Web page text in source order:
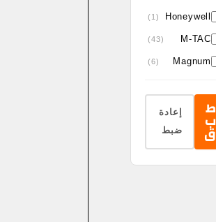
Honeywell
(1)
M-TAC
(43)
Magnum
(6)
searcher
Pentagon®
Pro Ears
Revision
(14)
ط
ب
ق
إعادة
ضبط